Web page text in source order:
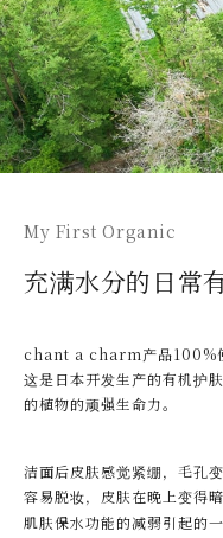
My First Organic
充满水分的日常
chant a charm产品100%
这是日本开发生产的有机护
的植物的顽强生命力。
洁面后皮肤感觉紧绷，毛孔
容易脱妆，皮肤在晚上变得
肌肤保水功能的减弱引起的